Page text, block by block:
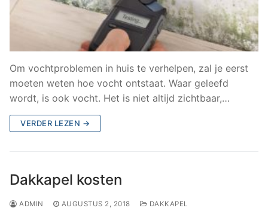
Om vochtproblemen in huis te verhelpen, zal je eerst
moeten weten hoe vocht ontstaat. Waar geleefd
wordt, is ook vocht. Het is niet altijd zichtbaar,…
VERDER LEZEN →
Dakkapel kosten
ADMIN AUGUSTUS 2, 2018 DAKKAPEL